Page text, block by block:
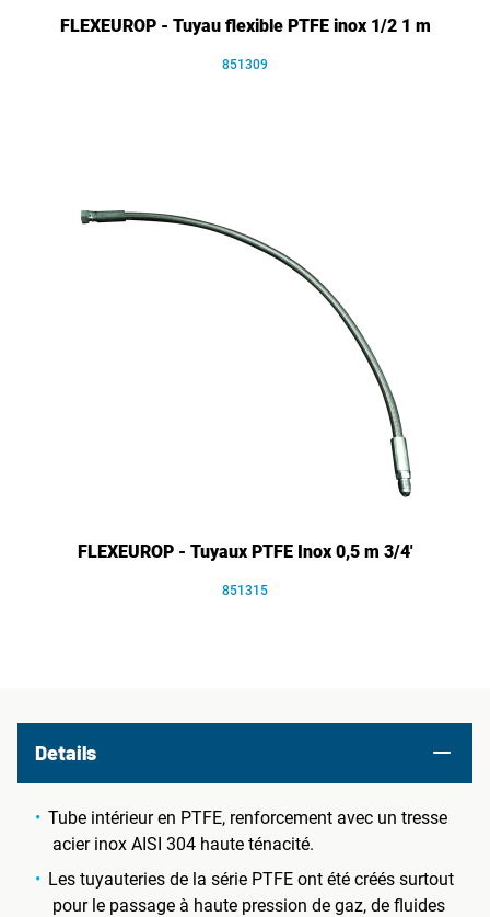
FLEXEUROP - Tuyau flexible PTFE inox 1/2 1 m
851309
FLEXEUROP - Tuyaux PTFE Inox 0,5 m 3/4'
851315
Details
Tube intérieur en PTFE, renforcement avec un tresse
acier inox AISI 304 haute ténacité.
Les tuyauteries de la série PTFE ont été créés surtout
pour le passage à haute pression de gaz, de fluides